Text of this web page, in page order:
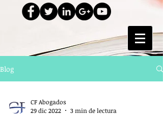
Blog
CF Abogados
29 dic 2022
3 min de lectura